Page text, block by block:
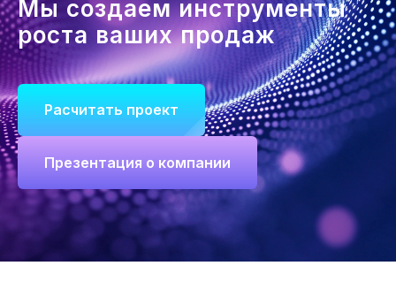
Мы создаем инструменты
роста ваших продаж
Расчитать проект
Презентация о компании